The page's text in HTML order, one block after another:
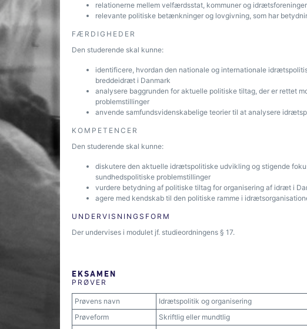
relationerne mellem velfærdsstat, kommuner og
relevante politiske betænkninger og lovgivning, som har
FÆRDIGHEDER
Den studerende skal kunne:
identificere, hvordan den nationale og internationale
breddeidræt i Danmark
analysere baggrunden for aktuelle politiske tiltag, der er rettet
problemstillinger
anvende samfundsvidenskabelige teorier til at analysere
KOMPETENCER
Den studerende skal kunne:
diskutere den aktuelle idrætspolitiske udvikling og stigende
sundhedspolitiske problemstillinger
vurdere betydning af politiske tiltag for organisering af idræt i
agere med kendskab til den politiske ramme i
UNDERVISNINGSFORM
Der undervises i modulet jf. studieordningens § 17.
EKSAMEN
PRØVER
Prøvens navn
Idrætspolitik og organisering
Prøveform
Skriftlig eller mundtlig